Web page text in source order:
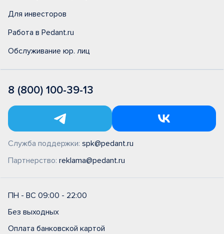
Для инвесторов
Работа в Pedant.ru
Обслуживание юр. лиц
8 (800) 100-39-13
Служба поддержки: spk@pedant.ru
Партнерство: reklama@pedant.ru
ПН - ВС 09:00 - 22:00
Без выходных
Оплата банковской картой